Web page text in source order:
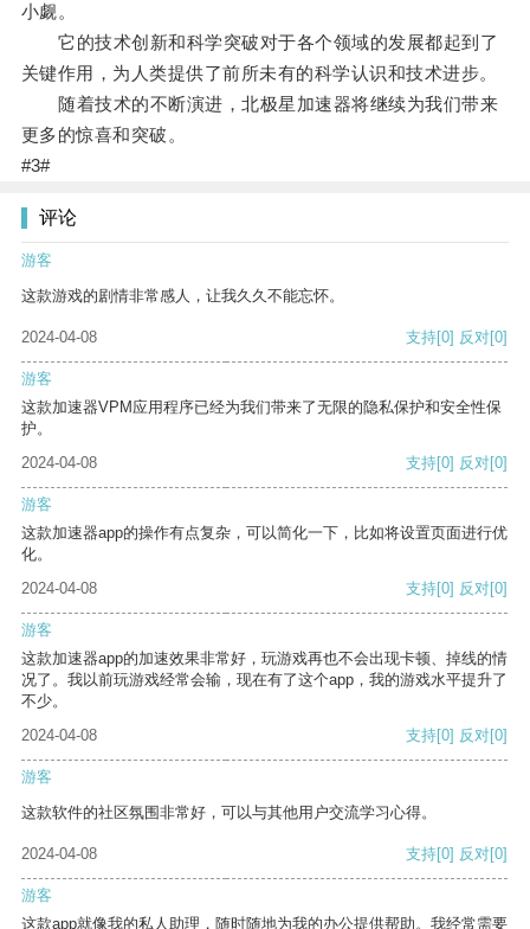
小觑。
它的技术创新和科学突破对于各个领域的发展都起到了
关键作用，为人类提供了前所未有的科学认识和技术进步。
随着技术的不断演进，北极星加速器将继续为我们带来
更多的惊喜和突破。
#3#
评论
游客
这款游戏的剧情非常感人，让我久久不能忘怀。
2024-04-08 支持[0] 反对[0]
游客
这款加速器VPM应用程序已经为我们带来了无限的隐私保护和安全性保
护。
2024-04-08
支持[0] 反对[0]
游客
这款加速器app的操作有点复杂，可以简化一下，比如将设置页面进行优
化。
2024-04-08
支持[0] 反对[0]
游客
这款加速器app的加速效果非常好，玩游戏再也不会出现卡顿、掉线的情
况了。我以前玩游戏经常会输，现在有了这个app，我的游戏水平提升了
不少。
2024-04-08
支持[0] 反对[0]
游客
这款软件的社区氛围非常好，可以与其他用户交流学习心得。
2024-04-08 支持[0] 反对[0]
游客
这款app就像我的私人助理，随时随地为我的办公提供帮助。我经常需要